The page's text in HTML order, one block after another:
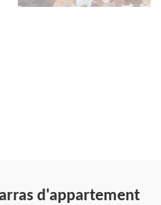
d'appartement